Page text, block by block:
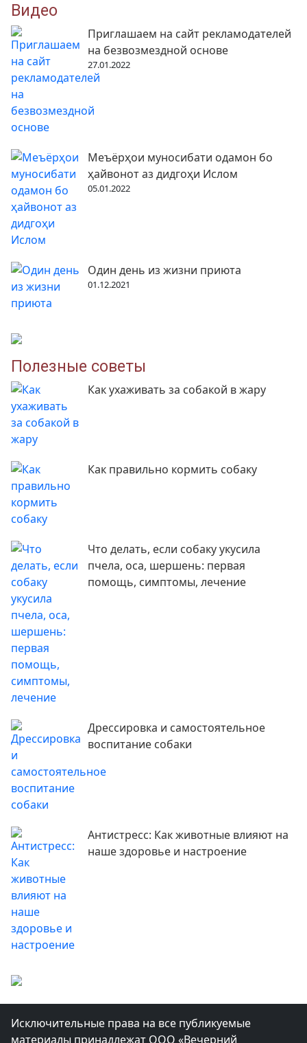
Видео
Приглашаем на сайт рекламодателей
на безвозмездной основе
27.01.2022
Меъёрҳои муносибати одамон бо
ҳайвонот аз дидгоҳи Ислом
05.01.2022
Один день из жизни приюта
01.12.2021
Полезные советы
Как ухаживать за собакой в жару
Как правильно кормить собаку
Что делать, если собаку укусила
пчела, оса, шершень: первая
помощь, симптомы, лечение
Дрессировка и самостоятельное
воспитание собаки
Антистресс: Как животные влияют на
наше здоровье и настроение
Исключительные права на все публикуемые
материалы принадлежат ООО «Вечерний